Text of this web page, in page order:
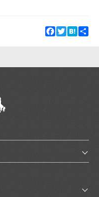
Facebook
TwitterHatena